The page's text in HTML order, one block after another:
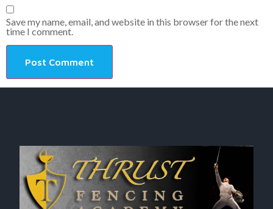
Save my name, email, and website in this browser for the next
time I comment.